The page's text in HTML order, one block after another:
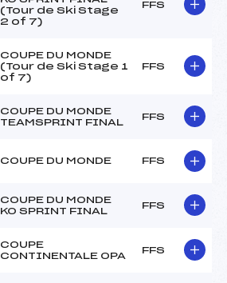
(Tour de Ski Stage
2 of 7)
FFS
COUPE DU MONDE
(Tour de Ski Stage 1
of 7)
FFS
COUPE DU MONDE
TEAMSPRINT FINAL
FFS
COUPE DU MONDE FFS
COUPE DU MONDE
KO SPRINT FINAL
FFS
COUPE
CONTINENTALE OPA
FFS